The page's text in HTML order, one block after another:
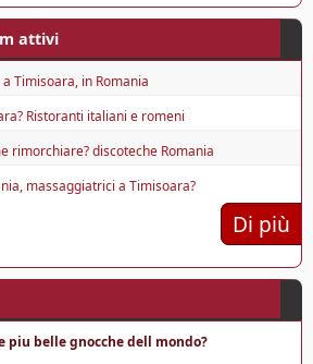
attivi
Timisoara, in Romania
Ristoranti italiani e romeni
rimorchiare? discoteche Romania
massaggiatrici a Timisoara?
Di più
piu belle gnocche dell mondo?